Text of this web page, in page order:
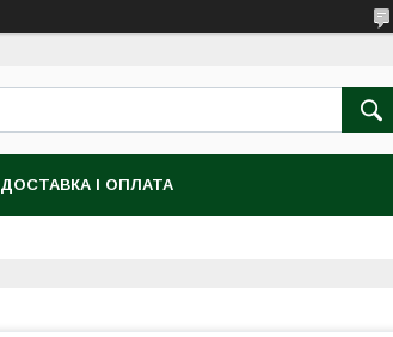
ДОСТАВКА І ОПЛАТА